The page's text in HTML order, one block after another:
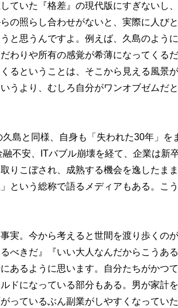
ていた『格差』の現代版にすぎないし
の照らし合わせがないと、実際に人び
と思うんですよ。例えば、久島のよう
わりや所有の感覚が希薄になってくる
るということは、そこから見える風景
うより、むしろ自分がワンオブゼムだ
島と同様、自身も「失われた30年」を
不安、ITバブル崩壊を経て、企業は新
りこぼされ、成熟する機会を逸したま
という総称で語るメディアもある。こ
実。今から考えると世間を渡り歩くの
べきだ』『いい大人なんだからこうあ
あるように思います。自分たちがかつ
ドになっている部分もある。男が家計
っているぶん副業がしやすくなってい